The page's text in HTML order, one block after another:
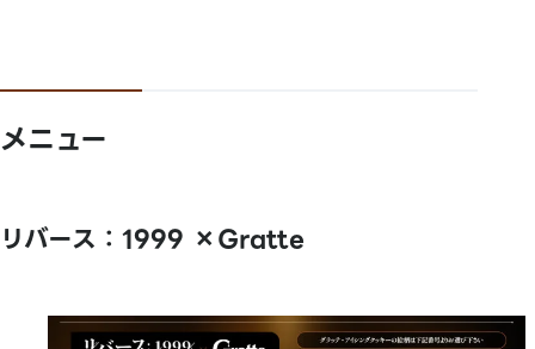
メニュー
リバース：1999 ×Gratte